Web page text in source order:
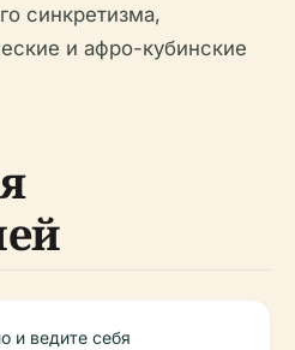
синкретизма,
и афро-кубинские
и ведите себя